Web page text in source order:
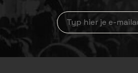
newsLetterLabel